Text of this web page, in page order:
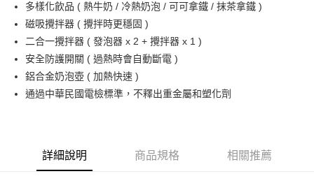
多樣化飲品 ( 熱牛奶 / 冷熱奶泡 / 可可拿鐵 / 抹茶拿鐵 )
磁吸攪拌器 ( 攪拌時更穩固 )
二合一攪拌器 ( 發泡器 x 2 + 攪拌器 x 1 )
安全防護開關 ( 過熱時會自動斷電 )
鋁合金奶泡壺 ( 加熱快速 )
通過中華民國電檢標準，不釋出重金屬和塑化劑
詳細說明 商品規格 相關推薦